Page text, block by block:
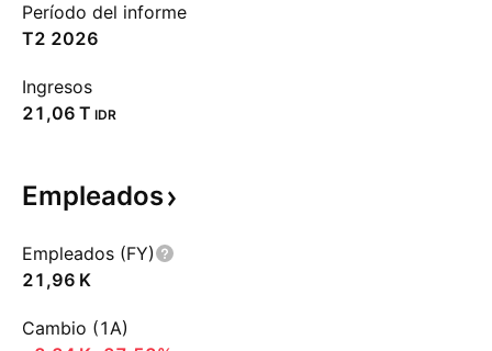
Período del informe
T2 2026
Ingresos
‪21,06 T‬ IDR
Empleados
Empleados (FY)
‪21,96 K‬
Cambio (1A)